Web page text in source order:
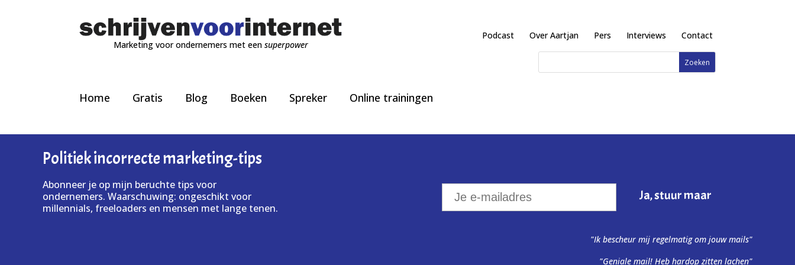
Marketing voor ondernemers met eensuperpower
Podcast Over Aartjan Pers Interviews Contact
Home Gratis Blog Boeken Spreker Online trainingen
Politiek incorrecte marketing-tips
Abonneer je op mijn beruchte tips voor
ondernemers. Waarschuwing: ongeschikt voor
millennials, freeloaders en mensen met lange tenen.
"Ik bescheur mij regelmatig om jouw mails"
"Geniale mail! Heb hardop zitten lachen"